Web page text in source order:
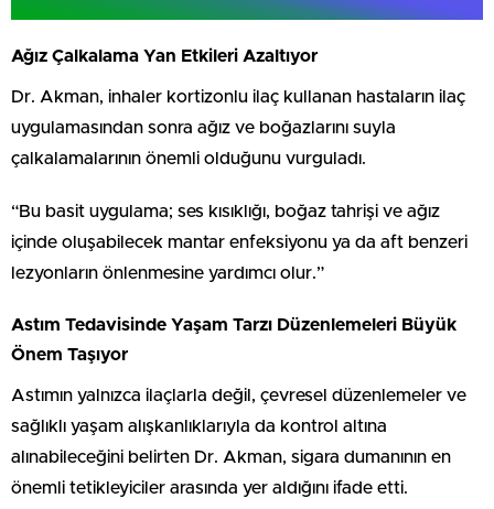
Ağız Çalkalama Yan Etkileri Azaltıyor
Dr. Akman, inhaler kortizonlu ilaç kullanan hastaların ilaç
uygulamasından sonra ağız ve boğazlarını suyla
çalkalamalarının önemli olduğunu vurguladı.
“Bu basit uygulama; ses kısıklığı, boğaz tahrişi ve ağız
içinde oluşabilecek mantar enfeksiyonu ya da aft benzeri
lezyonların önlenmesine yardımcı olur.”
Astım Tedavisinde Yaşam Tarzı Düzenlemeleri Büyük
Önem Taşıyor
Astımın yalnızca ilaçlarla değil, çevresel düzenlemeler ve
sağlıklı yaşam alışkanlıklarıyla da kontrol altına
alınabileceğini belirten Dr. Akman, sigara dumanının en
önemli tetikleyiciler arasında yer aldığını ifade etti.